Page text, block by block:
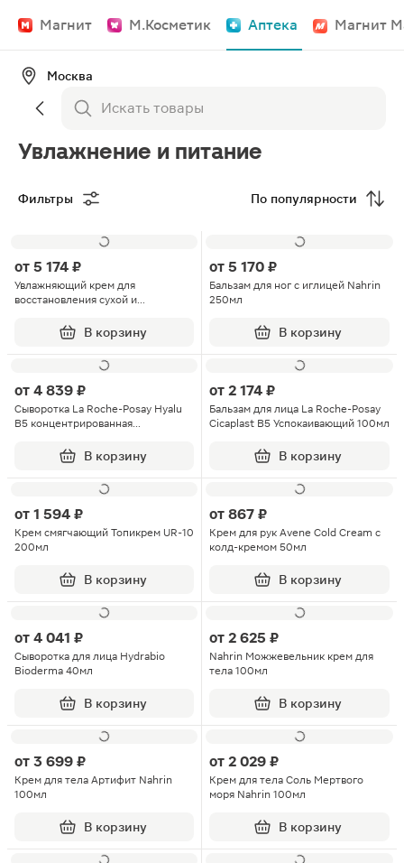
Магнит М.Косметик Аптека Магнит
Москва
Увлажнение и питание
Фильтры По популярности
от 5 174 ₽
Увлажняющий крем для
восстановления сухой и
Hydra Hyal 50млВ корзину
от 5 170 ₽
Бальзам для ног с иглицей Nahrin
250мл
В корзину
от 4 839 ₽
Сыворотка La Roche-Posay Hyalu
B5 концентрированная
В корзину
от 2 174 ₽
Бальзам для лица La Roche-Posay
Cicaplast B5 Успокаивающий 100мл
В корзину
от 1 594 ₽
Крем смягчающий Топикрем UR-10
200мл
В корзину
от 867 ₽
Крем для рук Avene Cold Cream с
колд-кремом 50мл
В корзину
от 4 041 ₽
Сыворотка для лица Hydrabio
Bioderma 40мл
В корзину
от 2 625 ₽
Nahrin Можжевельник крем для
тела 100мл
В корзину
от 3 699 ₽
Крем для тела Артифит Nahrin
100мл
В корзину
от 2 029 ₽
Крем для тела Соль Мертвого
моря Nahrin 100мл
В корзину